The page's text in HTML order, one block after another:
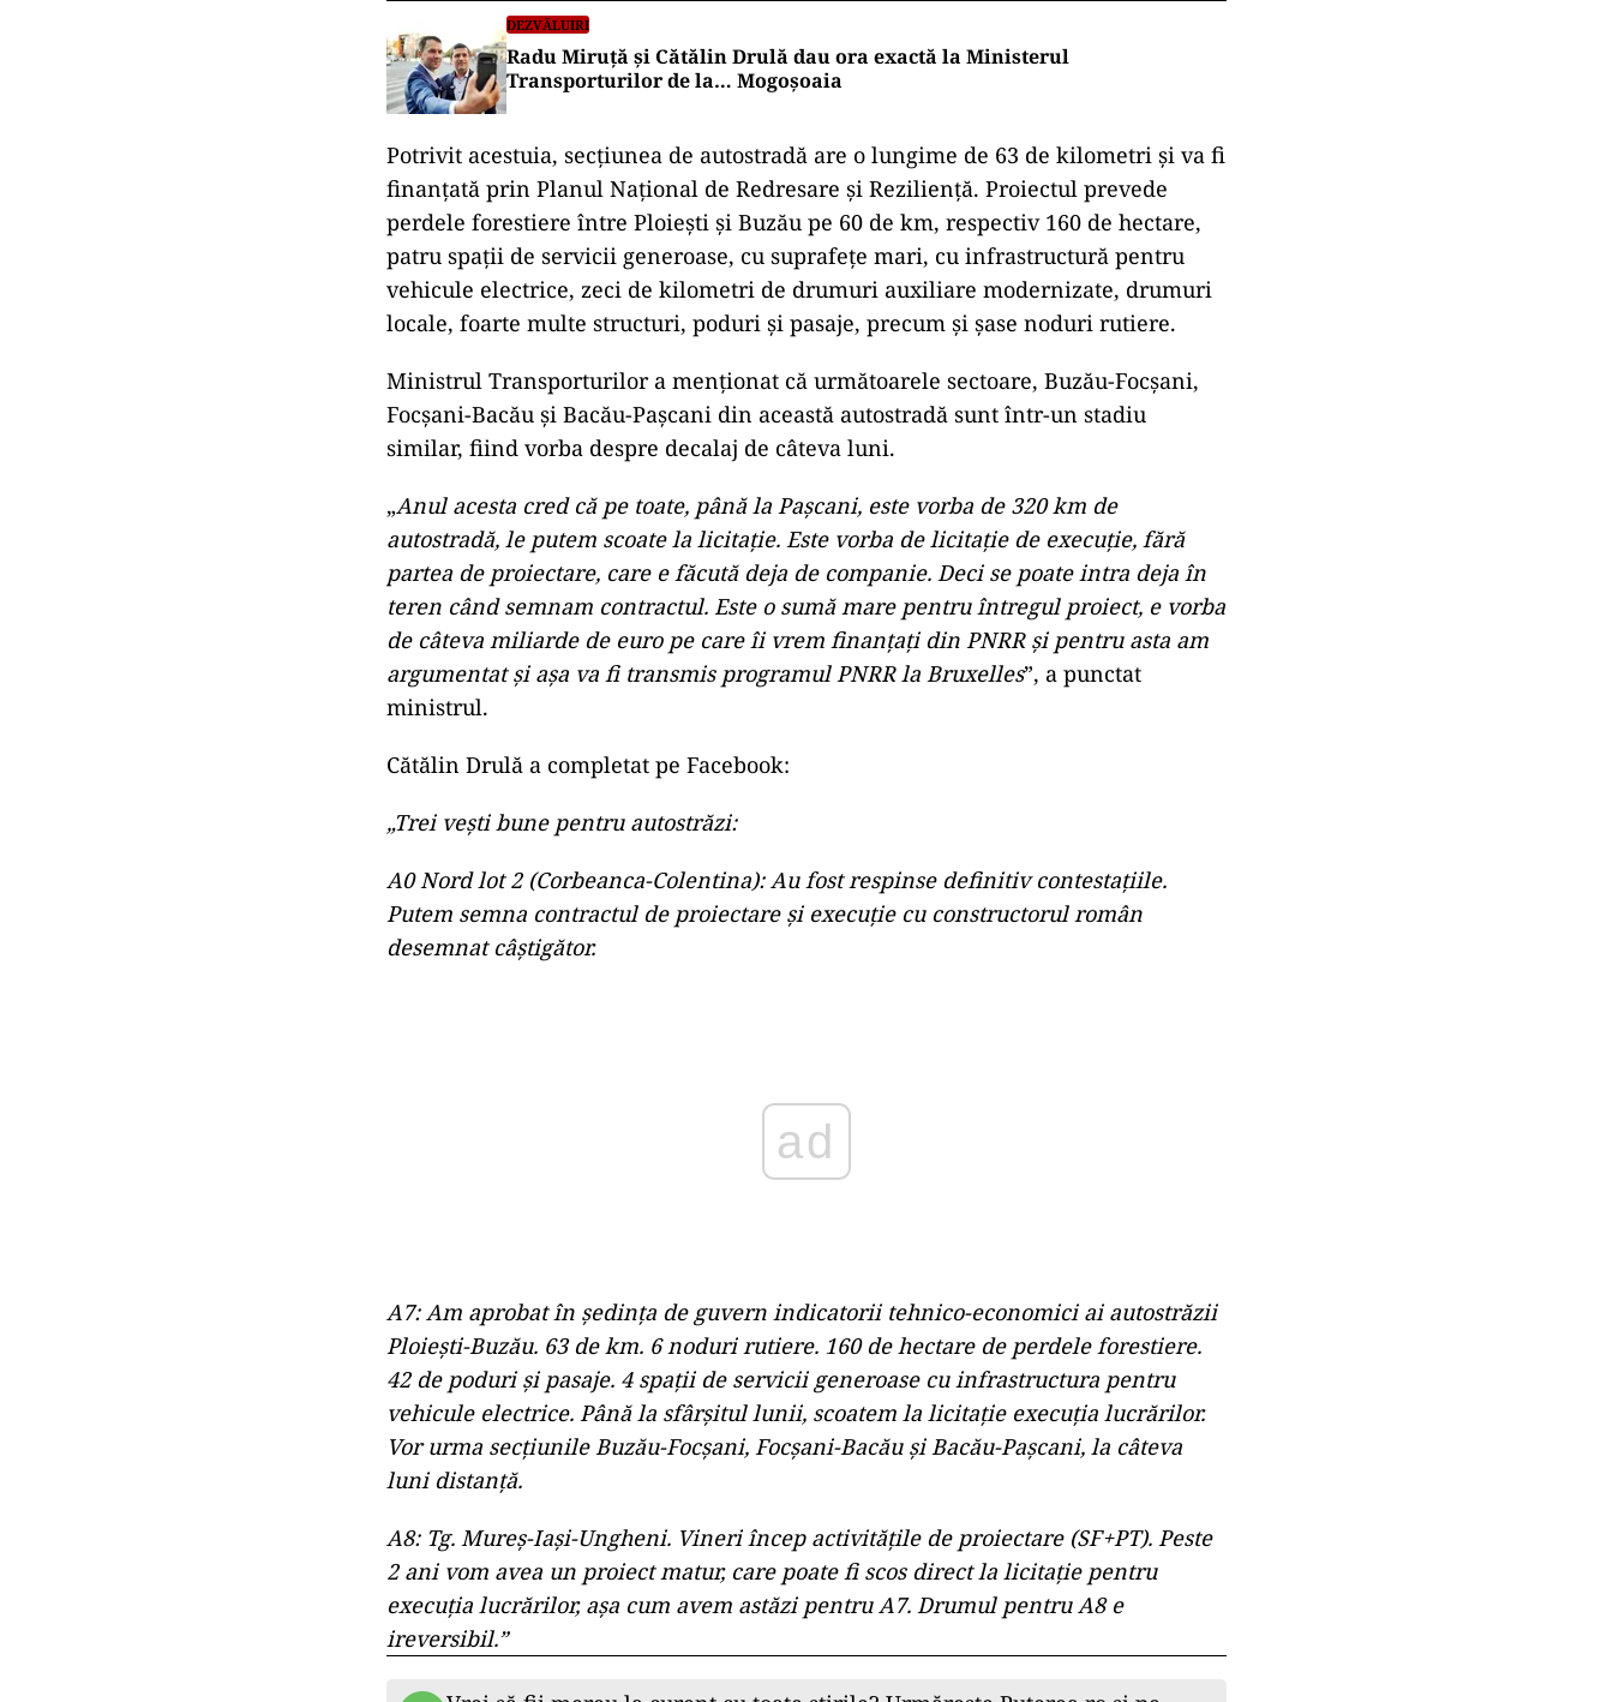
DEZVĂLUIRI
Radu Miruță și Cătălin Drulă dau ora exactă la Ministerul
Transporturilor de la… Mogoșoaia
Potrivit acestuia, secţiunea de autostradă are o lungime de 63 de kilometri şi va fi
finanţată prin Planul Naţional de Redresare şi Rezilienţă. Proiectul prevede
perdele forestiere între Ploieşti şi Buzău pe 60 de km, respectiv 160 de hectare,
patru spaţii de servicii generoase, cu suprafeţe mari, cu infrastructură pentru
vehicule electrice, zeci de kilometri de drumuri auxiliare modernizate, drumuri
locale, foarte multe structuri, poduri şi pasaje, precum şi şase noduri rutiere.
Ministrul Transporturilor a menţionat că următoarele sectoare, Buzău-Focşani,
Focşani-Bacău şi Bacău-Paşcani din această autostradă sunt într-un stadiu
similar, fiind vorba despre decalaj de câteva luni.
„Anul acesta cred că pe toate, până la Paşcani, este vorba de 320 km de
autostradă, le putem scoate la licitaţie. Este vorba de licitaţie de execuţie, fără
partea de proiectare, care e făcută deja de companie. Deci se poate intra deja în
teren când semnam contractul. Este o sumă mare pentru întregul proiect, e vorba
de câteva miliarde de euro pe care îi vrem finanţaţi din PNRR şi pentru asta am
argumentat şi aşa va fi transmis programul PNRR la Bruxelles”, a punctat
ministrul.
Cătălin Drulă a completat pe Facebook:
„Trei vești bune pentru autostrăzi:
A0 Nord lot 2 (Corbeanca-Colentina): Au fost respinse definitiv contestațiile.
Putem semna contractul de proiectare și execuție cu constructorul român
desemnat câștigător.
ad
A7: Am aprobat în ședința de guvern indicatorii tehnico-economici ai autostrăzii
Ploiești-Buzău. 63 de km. 6 noduri rutiere. 160 de hectare de perdele forestiere.
42 de poduri și pasaje. 4 spații de servicii generoase cu infrastructura pentru
vehicule electrice. Până la sfârșitul lunii, scoatem la licitație execuția lucrărilor.
Vor urma secțiunile Buzău-Focșani, Focșani-Bacău și Bacău-Pașcani, la câteva
luni distanță.
A8: Tg. Mureș-Iași-Ungheni. Vineri încep activitățile de proiectare (SF+PT). Peste
2 ani vom avea un proiect matur, care poate fi scos direct la licitație pentru
execuția lucrărilor, așa cum avem astăzi pentru A7. Drumul pentru A8 e
ireversibil.”